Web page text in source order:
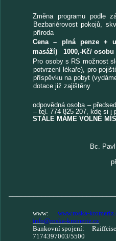
Změna programu podle
Bezbariérovost pokojů,
příroda
Cena – plná penze +
masáží) 1000,-Kč/ osobu
Pro osoby s RS možnost
potvrzení lékaře), pro
příspěvku na pobyt
dotace již zajištěny
odpovědná osoba –
– tel. 774 825 207, kde si i
STÁLE MÁME VOLNÉ
Bc. Pavlína
www:www.roska-
info@roska-kromeriz.cz
Bankovní spojení:
7174397003/5500